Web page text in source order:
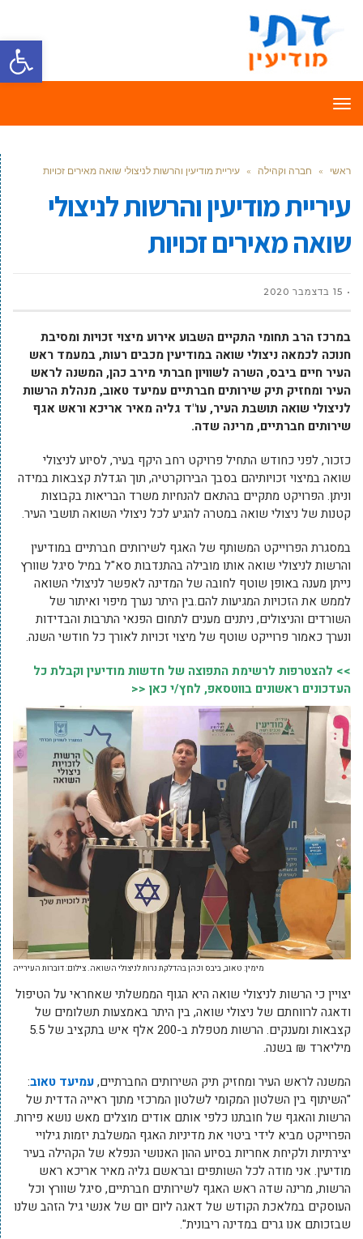
פתח
תפריט
ראשי » חברה וקהילה » עיריית מודיעין והרשות לניצולי שואה מאירים זכויות
עיריית מודיעין והרשות לניצולי
שואה מאירים זכויות
15 בדצמבר 2020
במרכז הרב תחומי התקיים השבוע אירוע מיצוי זכויות ומסיבת
חנוכה לכמאה ניצולי שואה במודיעין מכבים רעות, במעמד ראש
העיר חיים ביבס, השרה לשוויון חברתי מירב כהן, המשנה לראש
העיר ומחזיק תיק שירותים חברתיים עמיעד טאוב, מנהלת הרשות
לניצולי שואה תושבת העיר, עו"ד גליה מאיר אריכא וראש אגף
שירותים חברתיים, מרינה שדה.
כזכור, לפני כחודש התחיל פרויקט רחב היקף בעיר, לסיוע לניצולי
שואה במיצוי זכויותיהם בסבך הבירוקרטיה, תוך הגדלת קצבאות במידה
וניתן. הפרויקט מתקיים בהתאם להנחיות משרד הבריאות בקבוצות
קטנות של ניצולי שואה במטרה להגיע לכל ניצולי השואה תושבי העיר.
במסגרת הפרוייקט המשותף של האגף לשירותים חברתיים במודיעין
והרשות לניצולי שואה אותו מובילה בהתנדבות סא"ל במיל סיגל שוורץ
נייתן מענה באופן שוטף לחובה של המדינה לאפשר לניצולי השואה
לממש את הזכויות המגיעות להם.בין היתר נערך מיפוי ואיתור של
השורדים והניצולים, ניתנים מענים לתחום הפנאי התרבות והבדידות
ונערך כאמור פרוייקט שוטף של מיצוי זכויות לאורך כל חודשי השנה.
>> להצטרפות לרשימת התפוצה של חדשות מודיעין וקבלת כל
העדכונים ראשונים בווטסאפ, לחץ/י כאן <<
מימין: טאוב, ביבס וכהן בהדלקת נרות לניצולי השואה. צילום: דוברות העירייה
יצויין כי הרשות לניצולי שואה היא הגוף הממשלתי שאחראי על הטיפול
ודאגה לרווחתם של ניצולי שואה, בין היתר באמצעות תשלומים של
קצבאות ומענקים. הרשות מטפלת ב-200 אלף איש בתקציב של 5.5
מיליארד ₪ בשנה.
המשנה לראש העיר ומחזיק תיק השירותים החברתיים,עמיעד טאוב:
"השיתוף בין השלטון המקומי לשלטון המרכזי מתוך ראייה הדדית של
הרשות והאגף של חובתנו כלפי אותם אודים מוצלים מאש נושא פירות.
הפרוייקט מביא לידי ביטוי את מדיניות האגף המשלבת יזמות גילויי
יצירתיות ולקיחת אחריות בסיוע ההון האנושי הנפלא של הקהילה בעיר
מודיעין. אני מודה לכל השותפים ובראשם גליה מאיר אריכא ראש
הרשות, מרינה שדה ראש האגף לשירותים חברתיים, סיגל שוורץ וכל
העוסקים במלאכת הקודש של דאגה ליום יום של אנשי גיל הזהב שלנו
שבזכותם אנו גרים במדינה ריבונית".